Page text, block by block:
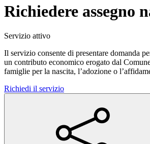
Richiedere assegno
Servizio attivo
Il servizio consente di presentare domanda
un contributo economico erogato dal
famiglie per la nascita, l’adozione o
Richiedi il servizio